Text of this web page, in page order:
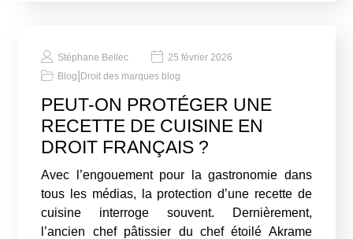
Stéphane Bellec
25 février 2026
Blog Droit des marques blog
PEUT-ON PROTÉGER UNE
RECETTE DE CUISINE EN
DROIT FRANÇAIS ?
Avec l’engouement pour la gastronomie dans
tous les médias, la protection d’une recette de
cuisine interroge souvent. Dernièrement,
l’ancien chef pâtissier du chef étoilé Akrame